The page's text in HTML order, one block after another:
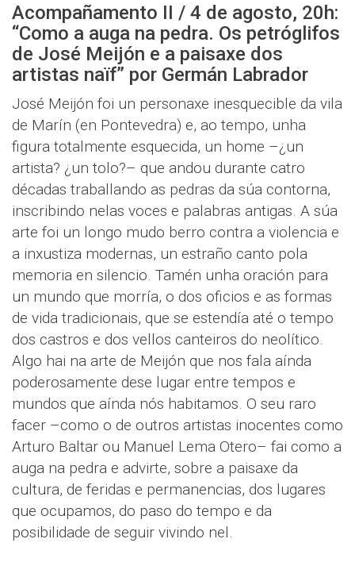
Acompañamento II / 4 de agosto, 20h:
“Como a auga na pedra. Os petróglifos
de José Meijón e a paisaxe dos
artistas naïf” por Germán Labrador
José Meijón foi un personaxe inesquecible da vila
de Marín (en Pontevedra) e, ao tempo, unha
figura totalmente esquecida, un home –¿un
artista? ¿un tolo?– que andou durante catro
décadas traballando as pedras da súa contorna,
inscribindo nelas voces e palabras antigas. A súa
arte foi un longo mudo berro contra a violencia e
a inxustiza modernas, un estraño canto pola
memoria en silencio. Tamén unha oración para
un mundo que morría, o dos oficios e as formas
de vida tradicionais, que se estendía até o tempo
dos castros e dos vellos canteiros do neolítico.
Algo hai na arte de Meijón que nos fala aínda
poderosamente dese lugar entre tempos e
mundos que aínda nós habitamos. O seu raro
facer –como o de outros artistas inocentes como
Arturo Baltar ou Manuel Lema Otero– fai como a
auga na pedra e advirte, sobre a paisaxe da
cultura, de feridas e permanencias, dos lugares
que ocupamos, do paso do tempo e da
posibilidade de seguir vivindo nel.